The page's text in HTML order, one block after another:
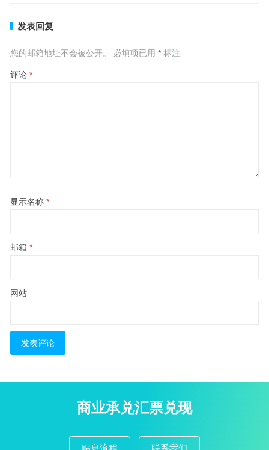
发表回复
您的邮箱地址不会被公开。 必填项已用 *标注
评论 *
显示名称 *
邮箱 *
网站
商业承兑汇票兑现
贴息流程 联系我们